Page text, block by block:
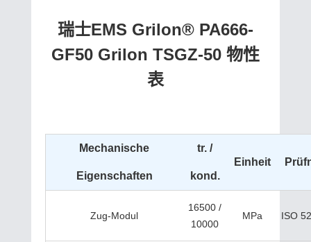
瑞士EMS Grilon® PA666-
GF50 Grilon TSGZ-50 物性
表
Mechanische
Eigenschaften
tr. /
kond.
Einheit
Zug-Modul
16500 /
10000
MPa ISO